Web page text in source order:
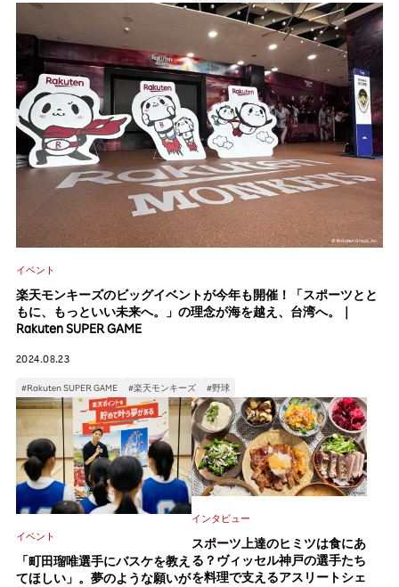
イベント
楽天モンキーズのビッグイベントが今年も開催！「スポーツとと
もに、もっといい未来へ。」の理念が海を越え、台湾へ。｜
Rakuten SUPER GAME
2024.08.23
#Rakuten SUPER GAME #楽天モンキーズ #野球
イベント
「町田瑠唯選手にバスケを教え
てほしい」。夢のような願いが
インタビュー
スポーツ上達のヒミツは食にあ
る？ヴィッセル神戸の選手たち
を料理で支えるアスリートシェ